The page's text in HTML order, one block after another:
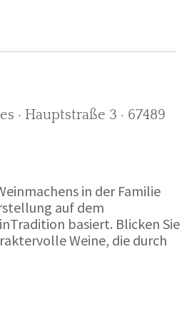
Hauptstraße 3 · 67489
in der Familie
auf dem
basiert. Blicken Sie
Weine, die durch